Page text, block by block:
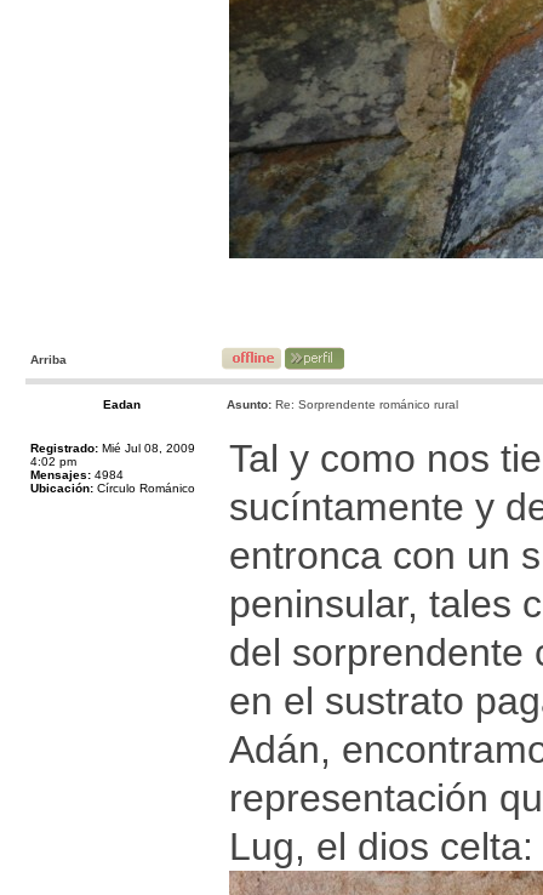
Arriba
Eadan Asunto: Re: Sorprendente románico rural
Registrado: Mié Jul 08, 2009
4:02 pm
Mensajes: 4984
Ubicación: Círculo Románico
Tal y como nos
sucíntamente y
entronca con un
peninsular, tales
del sorprendente
en el sustrato
Adán,
representación
Lug, el dios celta: